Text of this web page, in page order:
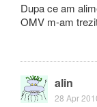
Dupa ce am
OMV m-am
alin
28 Apr